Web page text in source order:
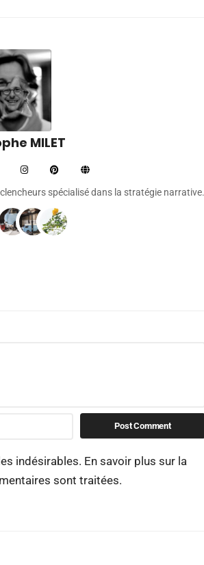
MILET
spécialisé dans la stratégie narrative.
indésirables. En savoir plus sur la
sont traitées.